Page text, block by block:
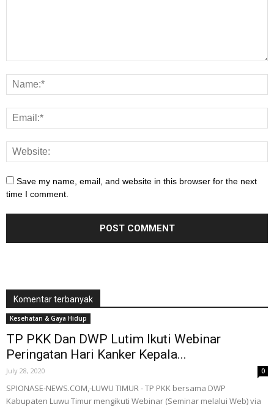
Save my name, email, and website in this browser for the next
time I comment.
Komentar terbanyak
Kesehatan & Gaya Hidup
TP PKK Dan DWP Lutim Ikuti Webinar
Peringatan Hari Kanker Kepala...
July 28, 2020 0
SPIONASE-NEWS.COM,-LUWU TIMUR - TP PKK bersama DWP
Kabupaten Luwu Timur mengikuti Webinar (Seminar melalui Web) via